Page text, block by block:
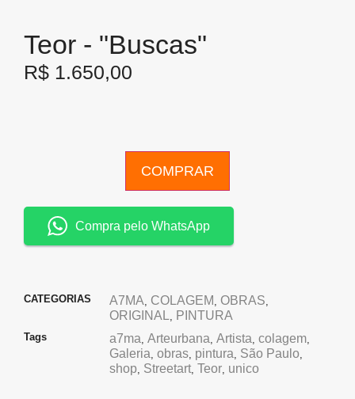
Teor - "Buscas"
R$ 1.650,00
COMPRAR
Compra pelo WhatsApp
CATEGORIAS A7MA, COLAGEM , OBRAS,
ORIGINAL, PINTURA
Tags a7ma, Arteurbana, Artista, colagem,
Galeria, obras, pintura, São Paulo,
shop, Streetart, Teor, unico